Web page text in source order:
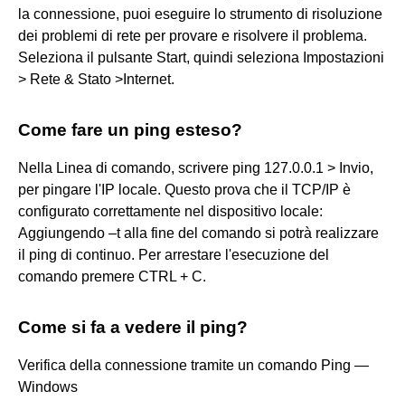
la connessione, puoi eseguire lo strumento di risoluzione
dei problemi di rete per provare e risolvere il problema.
Seleziona il pulsante Start, quindi seleziona Impostazioni
> Rete & Stato >Internet.
Come fare un ping esteso?
Nella Linea di comando, scrivere ping 127.0.0.1 > Invio,
per pingare l'IP locale. Questo prova che il TCP/IP è
configurato correttamente nel dispositivo locale:
Aggiungendo –t alla fine del comando si potrà realizzare
il ping di continuo. Per arrestare l'esecuzione del
comando premere CTRL + C.
Come si fa a vedere il ping?
Verifica della connessione tramite un comando Ping —
Windows